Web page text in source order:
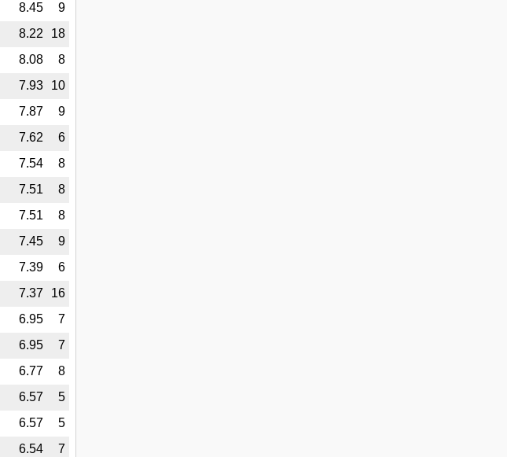
8.45 9
8.22 18
8.08 8
7.93 10
7.87 9
7.62 6
7.54 8
7.51 8
7.51 8
7.45 9
7.39 6
7.37 16
6.95 7
6.95 7
6.77 8
6.57 5
6.57 5
6.54 7